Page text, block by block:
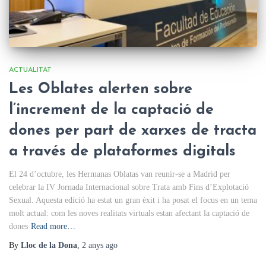
ACTUALITAT
Les Oblates alerten sobre
l’increment de la captació de
dones per part de xarxes de tracta
a través de plataformes digitals
El 24 d’octubre, les Hermanas Oblatas van reunir-se a Madrid per
celebrar la IV Jornada Internacional sobre Trata amb Fins d’Explotació
Sexual. Aquesta edició ha estat un gran èxit i ha posat el focus en un tema
molt actual: com les noves realitats virtuals estan afectant la captació de
dones Read more…
By Lloc de la Dona 2 anys ago